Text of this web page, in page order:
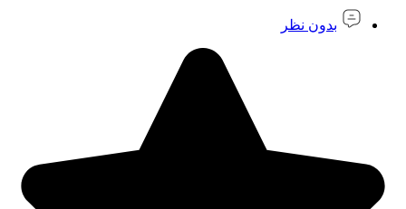
بدون نظر